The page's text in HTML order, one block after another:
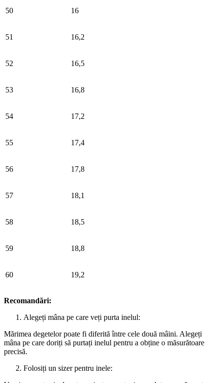
50 16
51 16,2
52 16,5
53 16,8
54 17,2
55 17,4
56 17,8
57 18,1
58 18,5
59 18,8
60 19,2
Recomandări:
Alegeți mâna pe care veți purta inelul:
Mărimea degetelor poate fi diferită între cele două mâini. Alegeți
mâna pe care doriți să purtați inelul pentru a obține o măsurătoare
precisă.
Folosiți un sizer pentru inele: